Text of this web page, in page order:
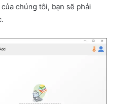
chúng tôi, bạn sẽ phải